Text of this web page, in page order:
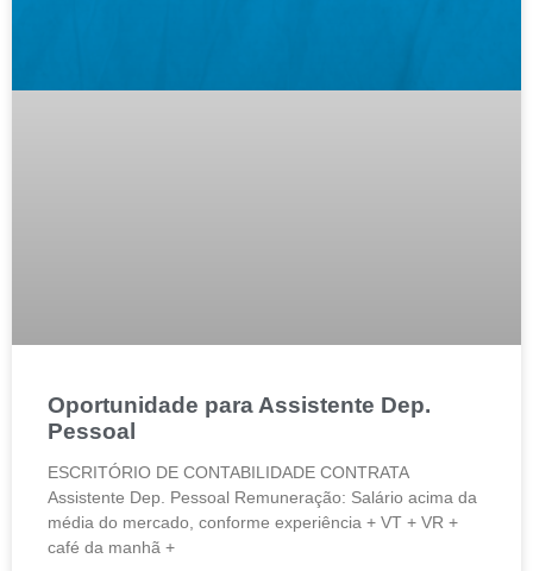
Oportunidade para Assistente Dep.
Pessoal
ESCRITÓRIO DE CONTABILIDADE CONTRATA
Assistente Dep. Pessoal Remuneração: Salário acima da
média do mercado, conforme experiência + VT + VR +
café da manhã +